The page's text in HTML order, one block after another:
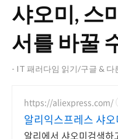
샤오미, 스
서를 바꿀
- IT 패러다임 읽기/구글 & 다
https://aliexpress.com/
알리익스프레스 샤
알리에서 샤오미검색